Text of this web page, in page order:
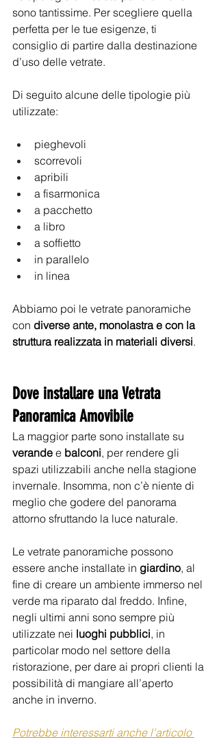
sono tantissime. Per scegliere quella
perfetta per le tue esigenze, ti
consiglio di partire dalla destinazione
d’uso delle vetrate.
Di seguito alcune delle tipologie più
utilizzate:
pieghevoli
scorrevoli
apribili
a fisarmonica
a pacchetto
a libro
a soffietto
in parallelo
in linea
Abbiamo poi le vetrate panoramiche
con diverse ante, monolastra e con la
struttura realizzata in materiali diversi.
Dove installare una Vetrata
Panoramica Amovibile
La maggior parte sono installate su
verande e balconi, per rendere gli
spazi utilizzabili anche nella stagione
invernale. Insomma, non c’è niente di
meglio che godere del panorama
attorno sfruttando la luce naturale.
Le vetrate panoramiche possono
essere anche installate in giardino, al
fine di creare un ambiente immerso nel
verde ma riparato dal freddo. Infine,
negli ultimi anni sono sempre più
utilizzate nei luoghi pubblici, in
particolar modo nel settore della
ristorazione, per dare ai propri clienti la
possibilità di mangiare all’aperto
anche in inverno.
Potrebbe interessarti anche l'articolo